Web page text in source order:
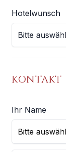
Hotelwunsch
KONTAKT
Ihr Name